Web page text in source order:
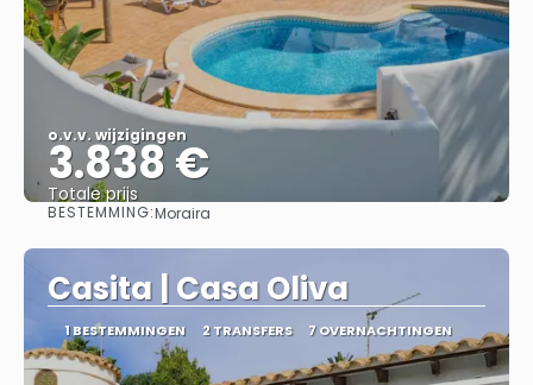
o.v.v. wijzigingen
3.838 €
Totale prijs
BESTEMMING:Moraira
Casita | Casa Oliva
1 BESTEMMINGEN 2 TRANSFERS 7 OVERNACHTINGEN